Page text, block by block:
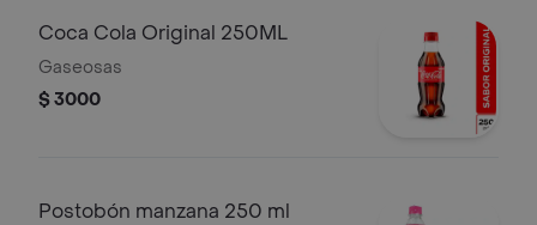
Coca Cola Original 250ML
Gaseosas
$ 3000
Postobón manzana 250 ml